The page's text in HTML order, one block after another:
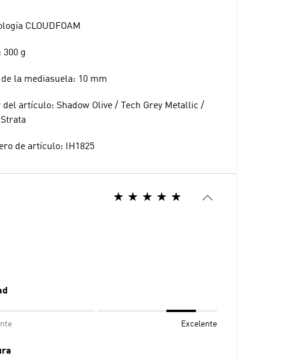
CLOUDFOAM
300 g
la mediasuela: 10 mm
del artículo: Shadow Olive / Tech Grey Metallic /
de artículo: IH1825
Excelente